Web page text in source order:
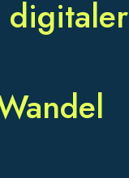
digitaler